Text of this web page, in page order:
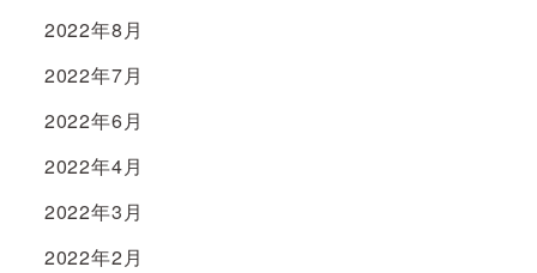
2022年8月
2022年7月
2022年6月
2022年4月
2022年3月
2022年2月